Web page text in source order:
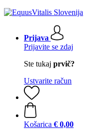
Prijava
Prijavite se zdaj
Ste tukaj prvič?
Ustvarite račun
Košarica € 0,00